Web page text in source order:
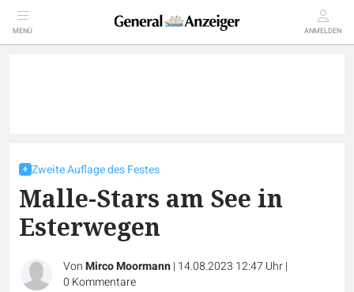
MENÜ ANMELDEN
Zweite Auflage des Festes
Malle-Stars am See in
Esterwegen
VonMirco Moormann| 14.08.2023 12:47 Uhr|
0 Kommentare